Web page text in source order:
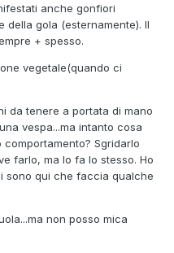
anche gonfiori
della gola (esternamente). Il
+ spesso.
vegetale(quando ci
da tenere a portata di mano
vespa...ma intanto cosa
Sgridarlo
farlo, ma lo fa lo stesso. Ho
sono qui che faccia qualche
non posso mica